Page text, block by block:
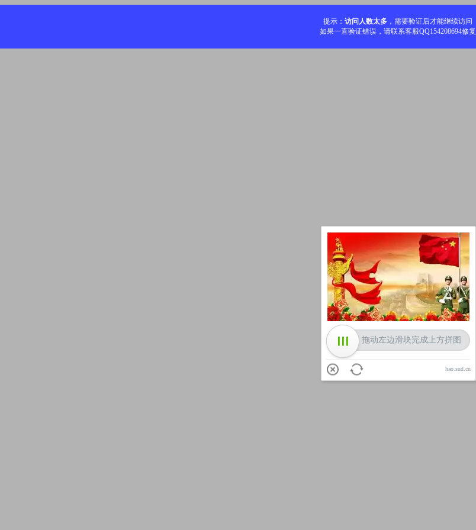
提示： 访问人数太多 ，需要验证后才能继续访问
如果一直验证错误，请联系客服QQ154208694修复
加载中
拖动左边滑块完成上方拼图
hao.sud.cn